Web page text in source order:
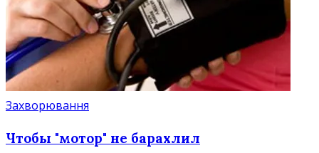
Захворювання
Чтобы "мотор" не барахлил